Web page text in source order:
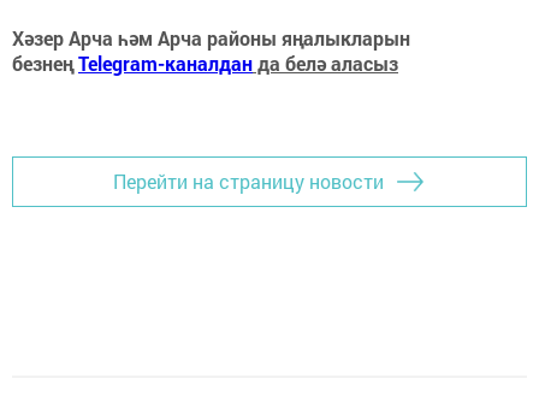
Хәзер Арча һәм Арча районы яңалыкларын
безнеңTelegram-каналданда белә аласыз
Перейти на страницу новости